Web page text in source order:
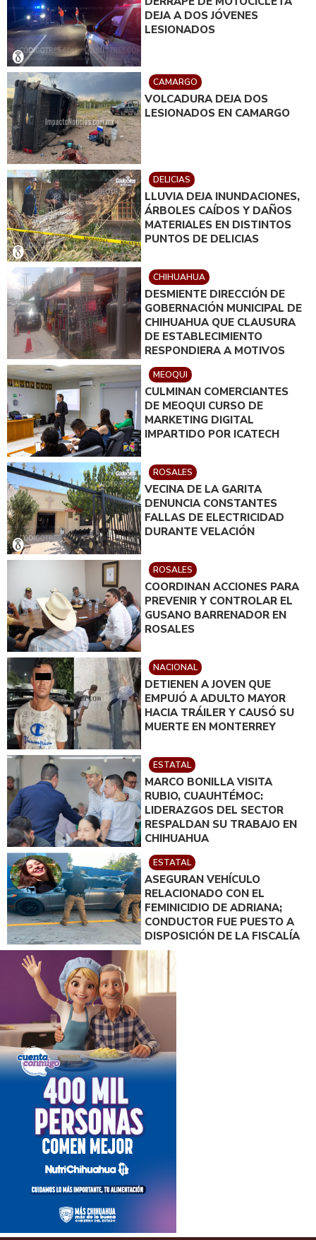
DEJA A DOS JÓVENES
LESIONADOS
CAMARGO
VOLCADURA DEJA DOS
LESIONADOS EN CAMARGO
DELICIAS
LLUVIA DEJA INUNDACIONES,
ÁRBOLES CAÍDOS Y DAÑOS
MATERIALES EN DISTINTOS
PUNTOS DE DELICIAS
CHIHUAHUA
DESMIENTE DIRECCIÓN DE
GOBERNACIÓN MUNICIPAL DE
CHIHUAHUA QUE CLAUSURA
DE ESTABLECIMIENTO
RESPONDIERA A MOTIVOS
POLÍTICOS
MEOQUI
CULMINAN COMERCIANTES
DE MEOQUI CURSO DE
MARKETING DIGITAL
IMPARTIDO POR ICATECH
ROSALES
VECINA DE LA GARITA
DENUNCIA CONSTANTES
FALLAS DE ELECTRICIDAD
DURANTE VELACIÓN
ROSALES
COORDINAN ACCIONES PARA
PREVENIR Y CONTROLAR EL
GUSANO BARRENADOR EN
ROSALES
NACIONAL
DETIENEN A JOVEN QUE
EMPUJÓ A ADULTO MAYOR
HACIA TRÁILER Y CAUSÓ SU
MUERTE EN MONTERREY
ESTATAL
MARCO BONILLA VISITA
RUBIO, CUAUHTÉMOC:
LIDERAZGOS DEL SECTOR
RESPALDAN SU TRABAJO EN
CHIHUAHUA
ESTATAL
ASEGURAN VEHÍCULO
RELACIONADO CON EL
FEMINICIDIO DE ADRIANA;
CONDUCTOR FUE PUESTO A
DISPOSICIÓN DE LA FISCALÍA